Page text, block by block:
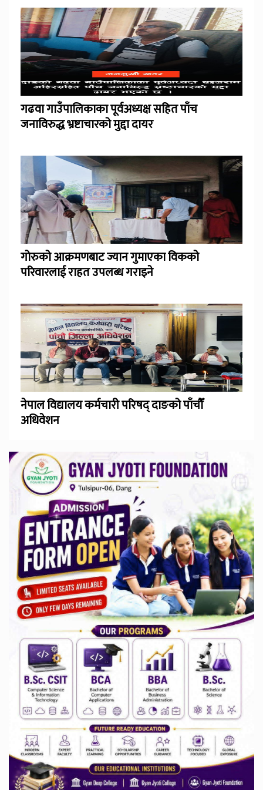
गढवा गाउँपालिकाका पूर्वअध्यक्ष सहित पाँच
जनाविरुद्ध भ्रष्टाचारको मुद्दा दायर
गोरुको आक्रमणबाट ज्यान गुमाएका विकको
परिवारलाई राहत उपलब्ध गराइने
नेपाल विद्यालय कर्मचारी परिषद् दाङको पाँचौँ
अधिवेशन